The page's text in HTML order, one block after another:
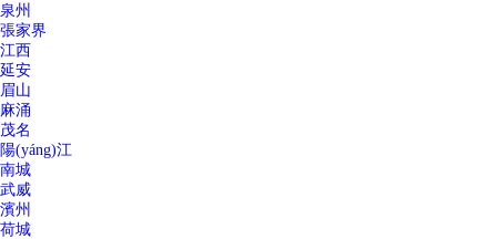
泉州
張家界
江西
延安
眉山
麻涌
茂名
陽(yáng)江
南城
武威
濱州
荷城